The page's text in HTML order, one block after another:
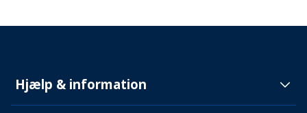
Hjælp & information